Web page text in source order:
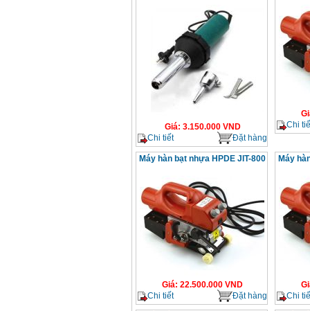
Giá: 3.150.000VND
Chi tiết
Đặt hàng
Chi
Máy hàn bạt nhựa HPDE JIT-800
Giá: 22.500.000 VND
Chi tiết
Đặt hàng
Máy
Chi